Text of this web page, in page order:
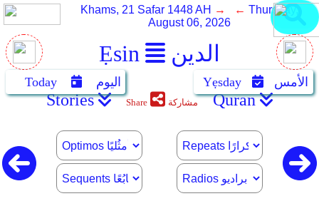
Ẹsin الدين
Khams, 21 Safar 1448 AH → ← Thursday,
August 06, 2026
Today اليوم Yẹsday الأمس
Stories Share مشاركة Quran